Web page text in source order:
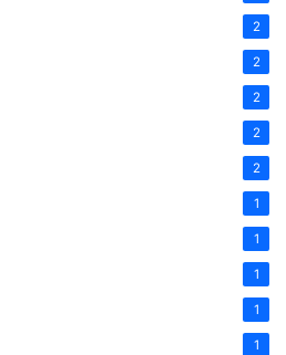
2
2
2
2
2
1
1
1
1
1